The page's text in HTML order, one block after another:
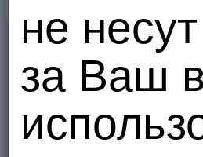
не
за Ваш